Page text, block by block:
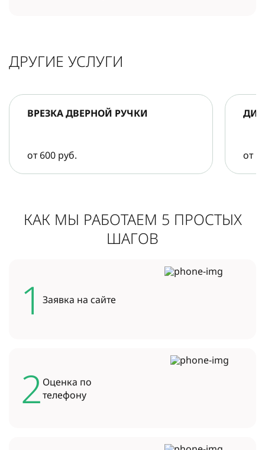
ДРУГИЕ УСЛУГИ
ВРЕЗКА ДВЕРНОЙ РУЧКИ
от 600 руб. от
КАК МЫ РАБОТАЕМ 5 ПРОСТЫХ
ШАГОВ
1 Заявка на сайте
2 Оценка по
телефону